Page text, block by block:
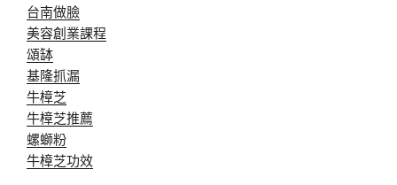
台南做臉
美容創業課程
頌缽
基隆抓漏
牛樟芝
牛樟芝推薦
螺螄粉
牛樟芝功效